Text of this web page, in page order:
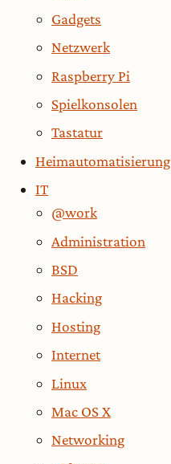
Gadgets
Netzwerk
Raspberry Pi
Spielkonsolen
Tastatur
Heimautomatisierung
IT
@work
Administration
BSD
Hacking
Hosting
Internet
Linux
Mac OS X
Networking